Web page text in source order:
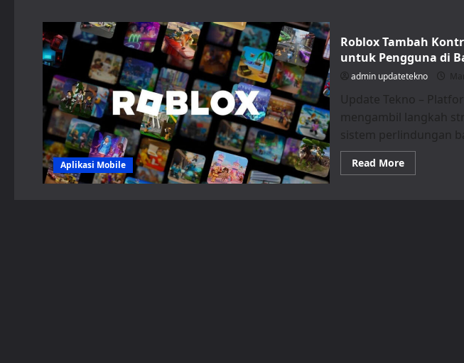
Aplikasi Mobile
Roblox Tambah
untuk Pengguna di
admin updatetekno
Update Tekno –
mengambil langkah
sistem perlindungan
Read MoreRead
more